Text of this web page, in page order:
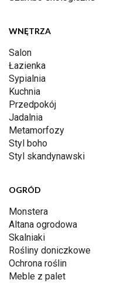
WNĘTRZA
Salon
Łazienka
Sypialnia
Kuchnia
Przedpokój
Jadalnia
Metamorfozy
Styl boho
Styl skandynawski
OGRÓD
Monstera
Altana ogrodowa
Skalniaki
Rośliny doniczkowe
Ochrona roślin
Meble z palet